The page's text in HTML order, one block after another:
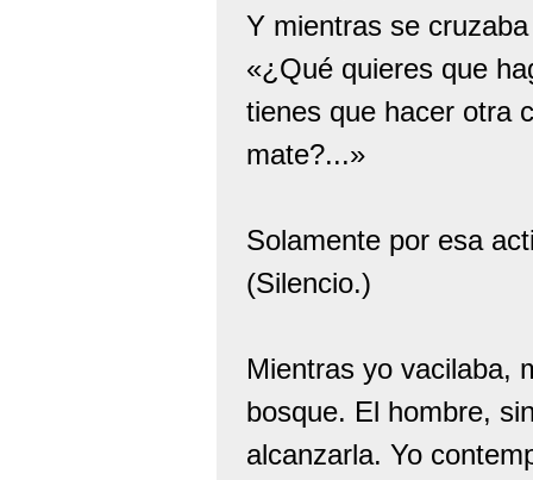
Y mientras se
«¿Qué quieres que
tienes que hacer otra
mate?...»
Solamente por esa
(Silencio.)
Mientras yo vacilaba,
bosque. El hombre,
alcanzarla. Yo